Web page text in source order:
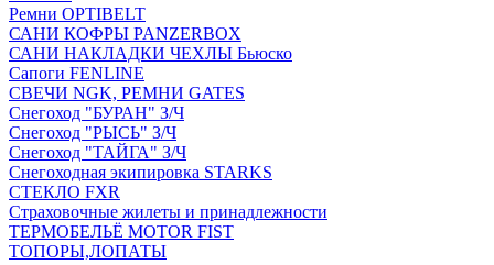
Ремни OPTIBELT
САНИ КОФРЫ PANZERBOX
САНИ НАКЛАДКИ ЧЕХЛЫ Бьюско
Сапоги FENLINE
СВЕЧИ NGK, РЕМНИ GATES
Снегоход "БУРАН" З/Ч
Снегоход "РЫСЬ" З/Ч
Снегоход "ТАЙГА" З/Ч
Снегоходная экипировка STARKS
СТЕКЛО FXR
Страховочные жилеты и принадлежности
ТЕРМОБЕЛЬЁ MOTOR FIST
ТОПОРЫ,ЛОПАТЫ